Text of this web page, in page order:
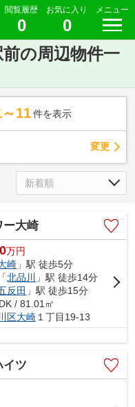
閲覧履歴
0
お気に入り
0
メニュー
の周辺物件一
～11 件を表示
変更
ー大崎
万円
崎 」駅 徒歩5分
「北品川
」駅 徒歩14分
反田 」駅 徒歩15分
/ 81.01㎡
区大崎１丁目19-13
イツ